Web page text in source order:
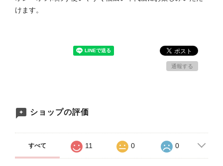
けます。
通報する
ショップの評価
すべて 11 0 0